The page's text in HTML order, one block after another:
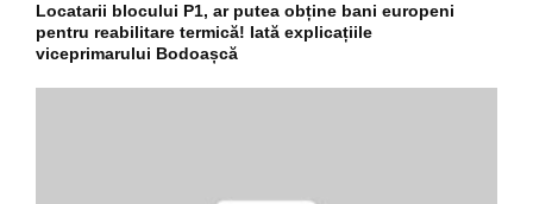
Locatarii blocului P1, ar putea obține bani europeni
pentru reabilitare termică! Iată explicațiile
viceprimarului Bodoașcă